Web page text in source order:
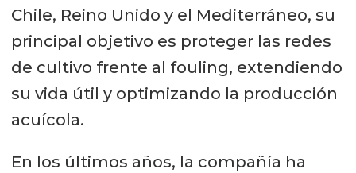
Chile, Reino Unido y el Mediterráneo, su
principal objetivo es proteger las redes
de cultivo frente al fouling, extendiendo
su vida útil y optimizando la producción
acuícola.
En los últimos años, la compañía ha